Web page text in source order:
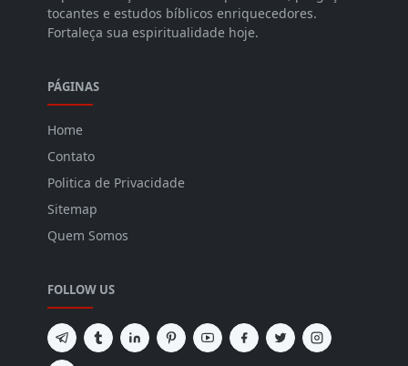
tocantes e estudos bíblicos enriquecedores.
Fortaleça sua espiritualidade hoje.
PÁGINAS
Home
Contato
Politica de Privacidade
Sitemap
Quem Somos
FOLLOW US